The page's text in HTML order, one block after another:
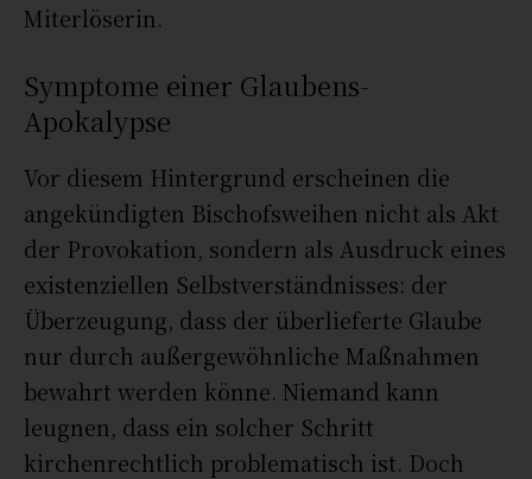
Miterlöserin.
Symptome einer Glaubens-
Apokalypse
Vor diesem Hintergrund erscheinen die
angekündigten Bischofsweihen nicht als Akt
der Provokation, sondern als Ausdruck eines
existenziellen Selbstverständnisses: der
Überzeugung, dass der überlieferte Glaube
nur durch außergewöhnliche Maßnahmen
bewahrt werden könne. Niemand kann
leugnen, dass ein solcher Schritt
kirchenrechtlich problematisch ist. Doch